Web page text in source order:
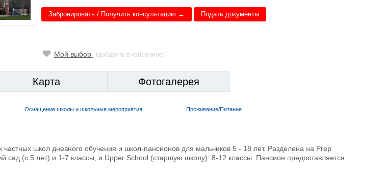
Забронировать / Получить консультацию → Подать документы
Мой выбор (добавить в избранное)
Карта Фотогалерея
Оснащение школы и школьные мероприятия
Проживание/Питание
частных школ дневного обучения и школ-пансионов для мальчиков 5 - 18 лет. Разделена на Prep
сад (с 5 лет) и 1-7 классы, и Upper School (старшую школу): 8-12 классы. Пансион предоставляется